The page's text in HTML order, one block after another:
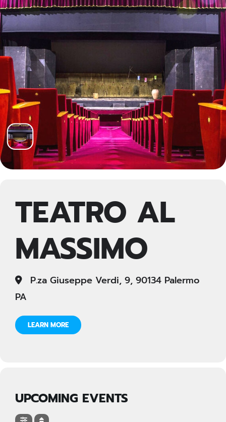
TEATRO AL
MASSIMO
P.za Giuseppe Verdi, 9, 90134 Palermo
PA
LEARN MORE
UPCOMING EVENTS